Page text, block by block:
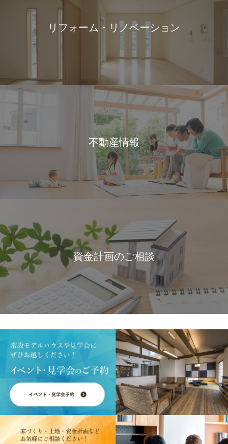
リフォーム・リノベーション
不動産情報
資金計画のご相談